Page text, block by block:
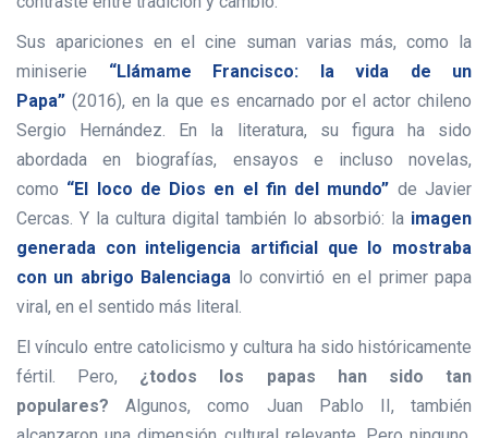
Sus apariciones en el cine suman varias más, como la
miniserie “Llámame Francisco: la vida de un
Papa” (2016), en la que es encarnado por el actor chileno
Sergio Hernández. En la literatura, su figura ha sido
abordada en biografías, ensayos e incluso novelas,
como “El loco de Dios en el fin del mundo” de Javier
Cercas. Y la cultura digital también lo absorbió: la imagen
generada con inteligencia artificial que lo mostraba
con un abrigo Balenciaga lo convirtió en el primer papa
viral, en el sentido más literal.
El vínculo entre catolicismo y cultura ha sido históricamente
fértil. Pero, ¿todos los papas han sido tan
populares?Algunos, como Juan Pablo II, también